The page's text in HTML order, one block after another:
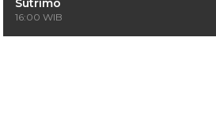
Sutrimo
16:00 WIB